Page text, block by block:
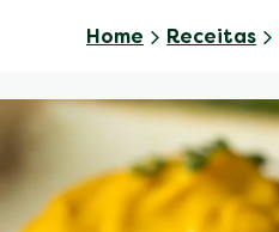
Home Receitas